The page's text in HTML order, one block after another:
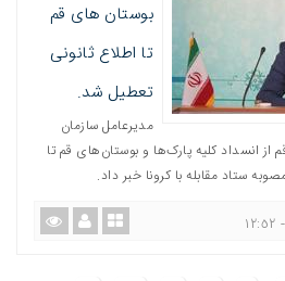
بوستان های قم
تا اطلاع ثانونی
تعطیل شد.
مدیرعامل سازمان
انسداد کلیه پارک‌ها و بوستان‌های قم تا
ستاد مقابله با کرونا خبر داد.